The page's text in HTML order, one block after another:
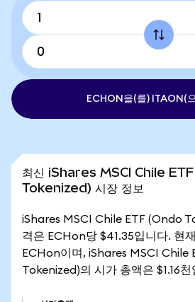
ECHON을(를) ITAON(
최신 iShares MSCI Chile
Tokenized) 시장 정보
iShares MSCI Chile ETF (Ondo
격은 ECHon당 $41.35입니다. 현
ECHon이며, iShares MSCI Chile
Tokenized)의 시가 총액은 $1.16천